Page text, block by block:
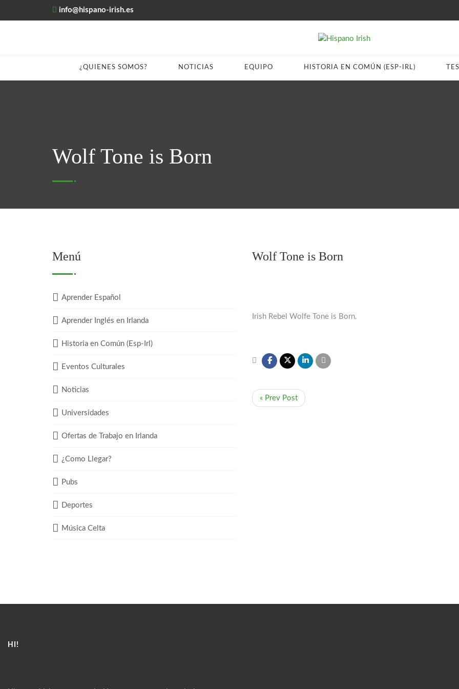
info@hispano-irish.es
¿QUIENES SOMOS? NOTICIAS EQUIPO HISTORIA EN COMÚN (ESP-IRL)
Wolf Tone is Born
Wolf Tone is Born
Irish Rebel Wolfe Tone is Born.
« Prev Post
Menú
Aprender Español
Aprender Inglés en Irlanda
Historia en Común (Esp-Irl)
Eventos Culturales
Noticias
Universidades
Ofertas de Trabajo en Irlanda
¿Como Llegar?
Pubs
Deportes
Música Celta
HI!